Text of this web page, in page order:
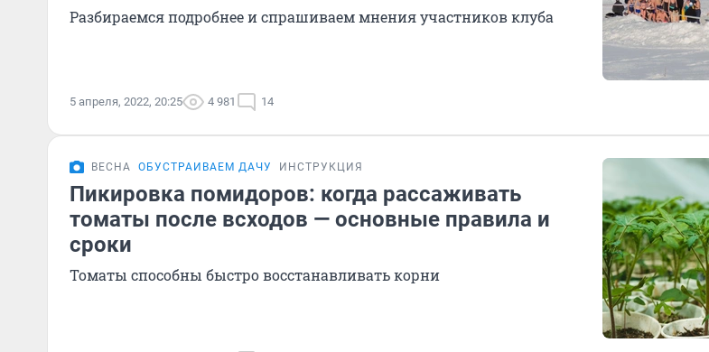
Разбираемся подробнее и спрашиваем мнения участников клуба
5 апреля, 2022, 20:25 4 981 14
ВЕСНА ОБУСТРАИВАЕМ ДАЧУ ИНСТРУКЦИЯ
Пикировка помидоров: когда рассаживать
томаты после всходов — основные правила и
сроки
Томаты способны быстро восстанавливать корни